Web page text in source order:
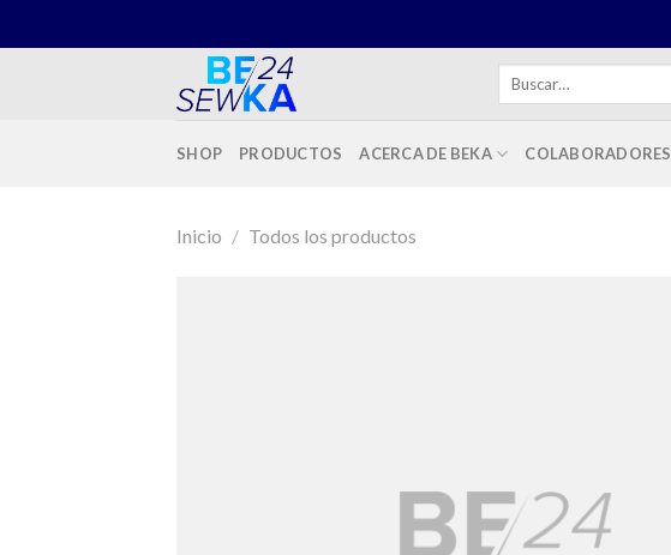
to
Buscar
SHOP PRODUCTOS ACERCA DE BEKA COLABORADORES
Inicio / Todos los productos